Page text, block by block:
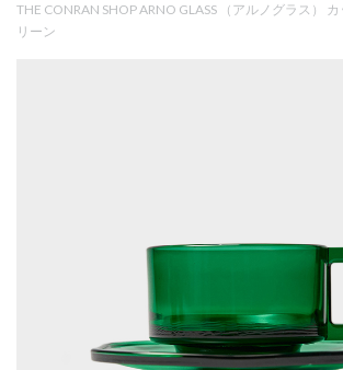
THE CONRAN SHOP ARNO GLASS （アルノグラス）
リーン